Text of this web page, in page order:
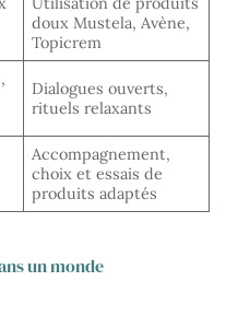
doux Mustela, Avène,
Topicrem
Dialogues ouverts,
rituels relaxants
Accompagnement,
choix et essais de
produits adaptés
un monde